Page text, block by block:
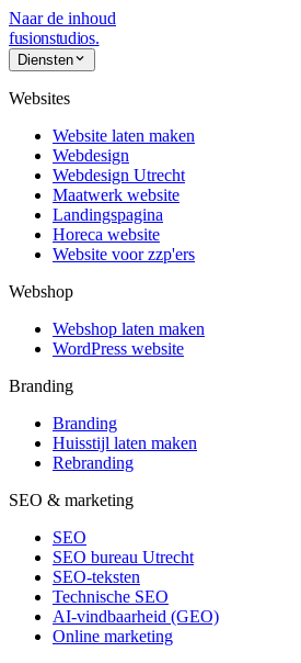
Naar de inhoud
fusionstudios.
Diensten
Websites
Website laten maken
Webdesign
Webdesign Utrecht
Maatwerk website
Landingspagina
Horeca website
Website voor zzp'ers
Webshop
Webshop laten maken
WordPress website
Branding
Branding
Huisstijl laten maken
Rebranding
SEO & marketing
SEO
SEO bureau Utrecht
SEO-teksten
Technische SEO
AI-vindbaarheid (GEO)
Online marketing